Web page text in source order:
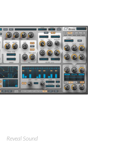
Reveal Sound